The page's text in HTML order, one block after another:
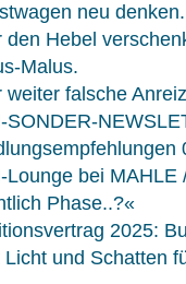
neu denken.
den Hebel
Malus.
weiter falsche
SONDER-
Lounge bei MAHLE
Phase..?«
2025:
Licht und Schatten